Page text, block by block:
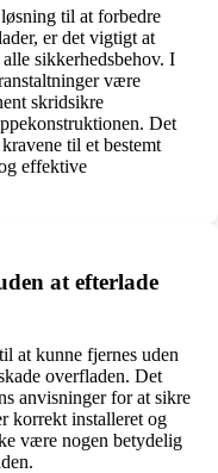
til at forbedre
er det vigtigt at
sikkerhedsbehov. I
være
skridsikre
Det
til et bestemt
effektive
at efterlade
at kunne fjernes uden
overfladen. Det
anvisninger for at sikre
korrekt installeret og
være nogen betydelig